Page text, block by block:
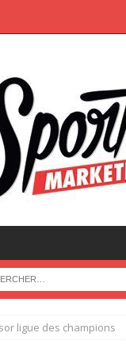
ligue des champions